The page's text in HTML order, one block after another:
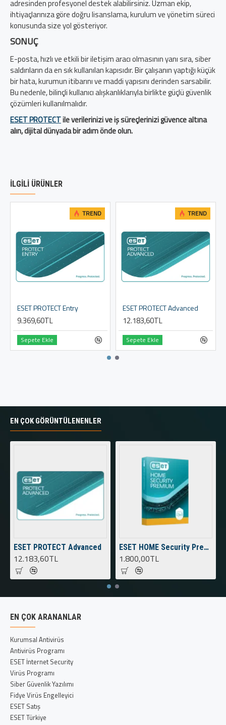
adresinden profesyonel destek alabilirsiniz. Uzman ekip,
ihtiyaçlarınıza göre doğru lisanslama, kurulum ve yönetim süreci
konusunda size yol gösteriyor.
SONUÇ
E-posta, hızlı ve etkili bir iletişim aracı olmasının yanı sıra, siber
saldırıların da en sık kullanılan kapısıdır. Bir çalışanın yaptığı küçük
bir hata, kurumun itibarını ve maddi yapısını derinden sarsabilir.
Bu nedenle, bilinçli kullanıcı alışkanlıklarıyla birlikte güçlü güvenlik
çözümleri kullanılmalıdır.
ESET PROTECTile verilerinizi ve iş süreçlerinizi güvence altına
alın, dijital dünyada bir adım önde olun.
İLGILI ÜRÜNLER
TREND
ESET PROTECT Entry
9.369,60TL
Sepete Ekle
TREND
ESET PROTECT Advanced
12.183,60TL
Sepete Ekle
EN ÇOK GÖRÜNTÜLENENLER
ESET PROTECT Advanced
12.183,60TL
ESET HOME Security Premium
1.800,00TL
EN ÇOK ARANANLAR
Kurumsal Antivirüs
Antivirüs Programı
ESET İnternet Security
Virüs Programı
Siber Güvenlik Yazılımı
Fidye Virüs Engelleyici
ESET Satış
ESET Türkiye